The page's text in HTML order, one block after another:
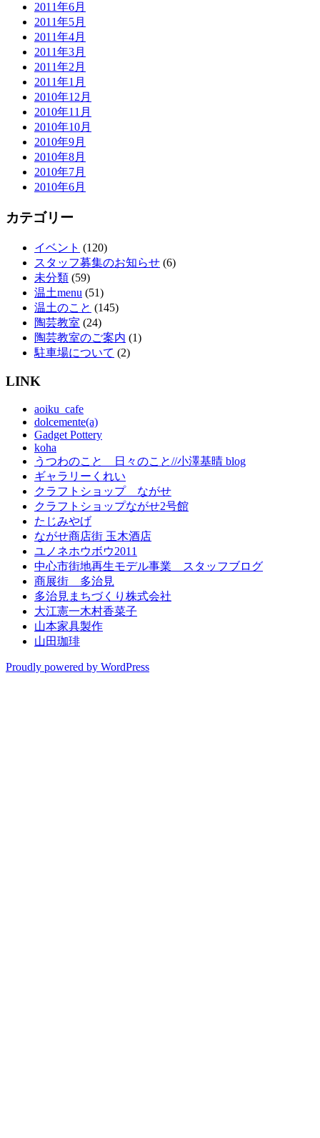
2011年6月
2011年5月
2011年4月
2011年3月
2011年2月
2011年1月
2010年12月
2010年11月
2010年10月
2010年9月
2010年8月
2010年7月
2010年6月
カテゴリー
イベント (120)
スタッフ募集のお知らせ (6)
未分類 (59)
温土menu (51)
温土のこと (145)
陶芸教室 (24)
陶芸教室のご案内 (1)
駐車場について (2)
LINK
aoiku_cafe
dolcemente(a)
Gadget Pottery
koha
うつわのこと 日々のこと//小澤基晴 blog
ギャラリーくれい
クラフトショップ ながせ
クラフトショップながせ2号館
たじみやげ
ながせ商店街 玉木酒店
ユノネホウボウ2011
中心市街地再生モデル事業 スタッフブログ
商展街 多治見
多治見まちづくり株式会社
大江憲一木村香菜子
山本家具製作
山田珈琲
Proudly powered by WordPress